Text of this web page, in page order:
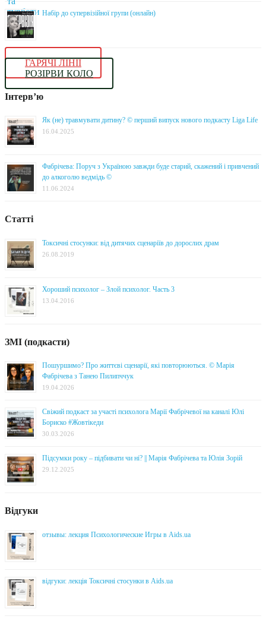
Набір до супервізійної групи (онлайн)
ГАРЯЧІ ЛІНІЇ
РОЗІРВИ КОЛО
Інтерв’ю
Як (не) травмувати дитину? © перший випуск нового подкасту Liga Life
16.04.2025
Фабрічева: Поруч з Україною завжди буде старий, скажений і привчений
до алкоголю ведмідь ©
11.06.2024
Статті
Токсичні стосунки: від дитячих сценаріїв до дорослих драм
26.08.2019
Хороший психолог – Злой психолог. Часть 3
13.04.2016
ЗМІ (подкасти)
Пошуршимо? Про життєві сценарії, які повторюються. © Марія
Фабрічева з Танею Пилипччук
19.04.2026
Свіжий подкаст за участі психолога Марії Фабрічевої на каналі Юлі
Бориско #Жовтікеди
30.03.2026
Підсумки року – підбивати чи ні? || Марія Фабрічева та Юлія Зорій
29.12.2025
Відгуки
отзывы: лекция Психологические Игры в Aids.ua
відгуки: лекція Токсичні стосунки в Aids.ua